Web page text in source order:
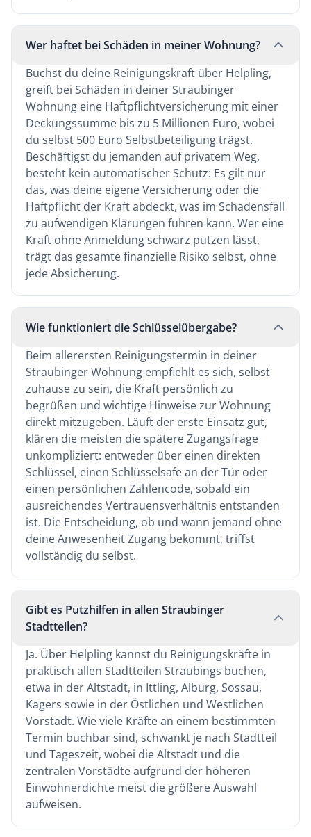
Wer haftet bei Schäden in meiner Wohnung?
Buchst du deine Reinigungskraft über Helpling,
greift bei Schäden in deiner Straubinger
Wohnung eine Haftpflichtversicherung mit einer
Deckungssumme bis zu 5 Millionen Euro, wobei
du selbst 500 Euro Selbstbeteiligung trägst.
Beschäftigst du jemanden auf privatem Weg,
besteht kein automatischer Schutz: Es gilt nur
das, was deine eigene Versicherung oder die
Haftpflicht der Kraft abdeckt, was im Schadensfall
zu aufwendigen Klärungen führen kann. Wer eine
Kraft ohne Anmeldung schwarz putzen lässt,
trägt das gesamte finanzielle Risiko selbst, ohne
jede Absicherung.
Wie funktioniert die Schlüsselübergabe?
Beim allerersten Reinigungstermin in deiner
Straubinger Wohnung empfiehlt es sich, selbst
zuhause zu sein, die Kraft persönlich zu
begrüßen und wichtige Hinweise zur Wohnung
direkt mitzugeben. Läuft der erste Einsatz gut,
klären die meisten die spätere Zugangsfrage
unkompliziert: entweder über einen direkten
Schlüssel, einen Schlüsselsafe an der Tür oder
einen persönlichen Zahlencode, sobald ein
ausreichendes Vertrauensverhältnis entstanden
ist. Die Entscheidung, ob und wann jemand ohne
deine Anwesenheit Zugang bekommt, triffst
vollständig du selbst.
Gibt es Putzhilfen in allen Straubinger
Stadtteilen?
Ja. Über Helpling kannst du Reinigungskräfte in
praktisch allen Stadtteilen Straubings buchen,
etwa in der Altstadt, in Ittling, Alburg, Sossau,
Kagers sowie in der Östlichen und Westlichen
Vorstadt. Wie viele Kräfte an einem bestimmten
Termin buchbar sind, schwankt je nach Stadtteil
und Tageszeit, wobei die Altstadt und die
zentralen Vorstädte aufgrund der höheren
Einwohnerdichte meist die größere Auswahl
aufweisen.